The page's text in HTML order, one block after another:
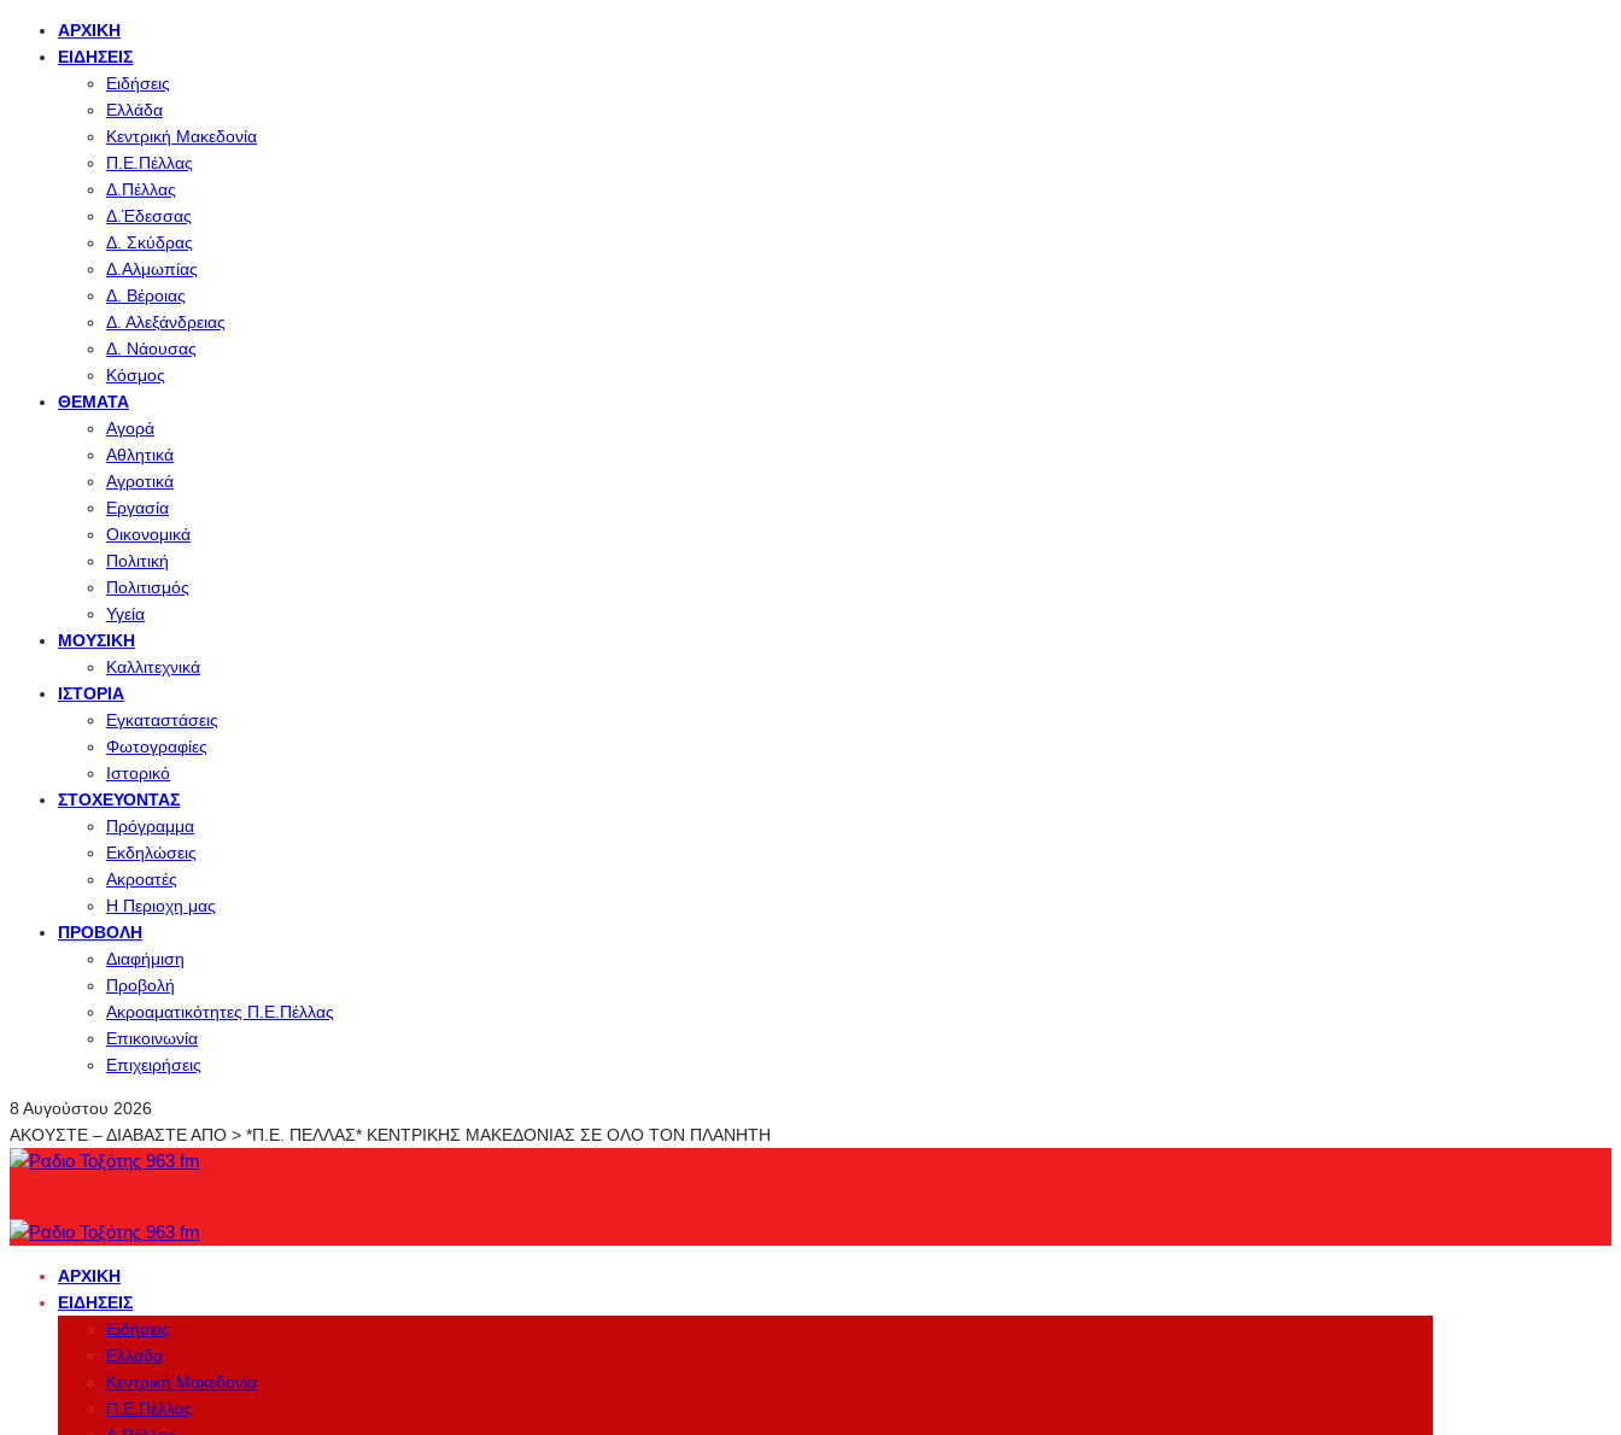
ΑΡΧΙΚΉ
ΕΙΔΉΣΕΙΣ
Ειδήσεις
Ελλάδα
Κεντρική Μακεδονία
Π.Ε.Πέλλας
Δ.Πέλλας
Δ.Έδεσσας
Δ. Σκύδρας
Δ.Αλμωπίας
Δ. Βέροιας
Δ. Αλεξάνδρειας
Δ. Νάουσας
Κόσμος
ΘΈΜΑΤΑ
Αγορά
Αθλητικά
Αγροτικά
Εργασία
Οικονομικά
Πολιτική
Πολιτισμός
Υγεία
ΜΟΥΣΙΚΉ
Καλλιτεχνικά
ΙΣΤΟΡΊΑ
Εγκαταστάσεις
Φωτογραφίες
Ιστορικό
ΣΤΟΧΕΎΟΝΤΑΣ
Πρόγραμμα
Εκδηλώσεις
Ακροατές
Η Περιοχη μας
ΠΡΟΒΟΛΉ
Διαφήμιση
Προβολή
Ακροαματικότητες Π.Ε.Πέλλας
Επικοινωνία
Επιχειρήσεις
8 Αυγούστου 2026
ΑΚΟΥΣΤΕ – ΔΙΑΒΑΣΤΕ ΑΠΟ > *Π.Ε. ΠΕΛΛΑΣ* ΚΕΝΤΡΙΚΗΣ ΜΑΚΕΔΟΝΙΑΣ ΣΕ ΟΛΟ ΤΟΝ ΠΛΑΝΗΤΗ
ΑΡΧΙΚΉ
ΕΙΔΉΣΕΙΣ
Ειδήσεις
Ελλάδα
Κεντρική Μακεδονία
Π.Ε.Πέλλας